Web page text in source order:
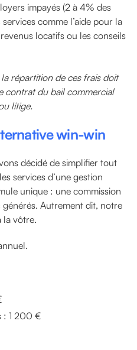
impayés (2 à 4% des
comme l’aide pour la
locatifs ou les conseils
répartition de ces frais doit
contrat du bail commercial
litige.
win-win
décidé de simplifier tout
services d’une gestion
unique : une commission
Autrement dit, notre
la vôtre.
: 1 200 €